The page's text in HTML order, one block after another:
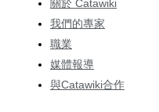
關於 Catawiki
我們的專家
職業
媒體報導
與Catawiki合作